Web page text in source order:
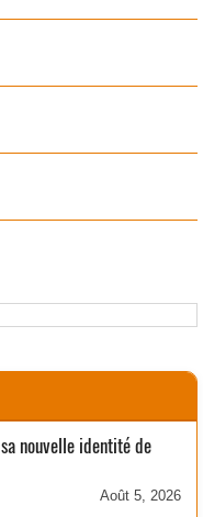
nouvelle identité de
Août 5, 2026